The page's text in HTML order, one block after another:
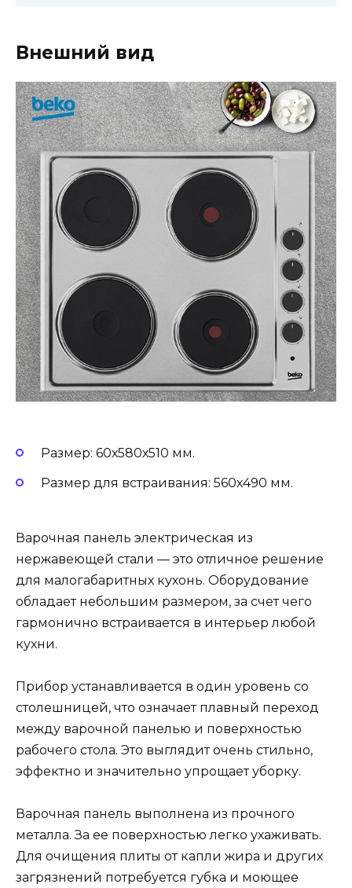
Внешний вид
Размер: 60х580х510 мм.
Размер для встраивания: 560х490 мм.
Варочная панель электрическая из
нержавеющей стали — это отличное решение
для малогабаритных кухонь. Оборудование
обладает небольшим размером, за счет чего
гармонично встраивается в интерьер любой
кухни.
Прибор устанавливается в один уровень со
столешницей, что означает плавный переход
между варочной панелью и поверхностью
рабочего стола. Это выглядит очень стильно,
эффектно и значительно упрощает уборку.
Варочная панель выполнена из прочного
металла. За ее поверхностью легко ухаживать.
Для очищения плиты от капли жира и других
загрязнений потребуется губка и моющее